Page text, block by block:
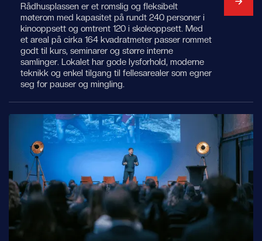
Rådhusplassen er et romslig og fleksibelt
møterom med kapasitet på rundt 240 personer i
kinooppsett og omtrent 120 i skoleoppsett. Med
et areal på cirka 164 kvadratmeter passer rommet
godt til kurs, seminarer og større interne
samlinger. Lokalet har gode lysforhold, moderne
teknikk og enkel tilgang til fellesarealer som egner
seg for pauser og mingling.